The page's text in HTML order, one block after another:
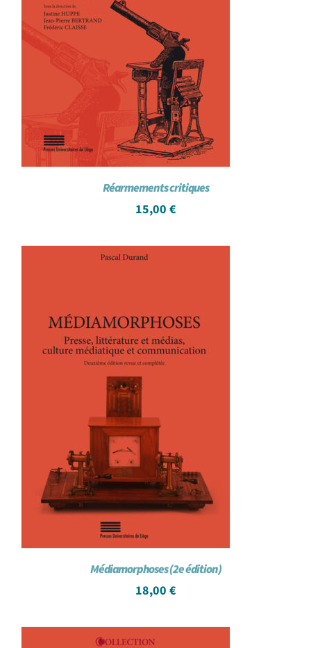
Réarmements critiques
15,00 €
Médiamorphoses (2e édition)
18,00 €